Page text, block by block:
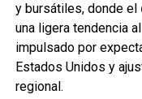
y bursátiles, donde el
una ligera tendencia
impulsado por
Estados Unidos y
regional.